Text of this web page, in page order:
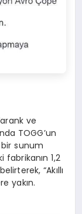
ve
TOGG’un
sunum
fabrikanın 1,2
“Akıllı
yakın.